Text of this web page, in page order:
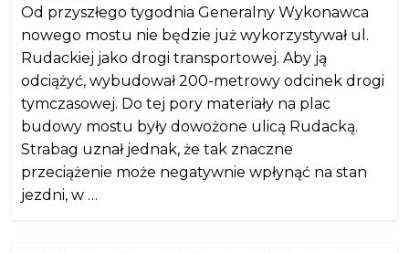
Od przyszłego tygodnia Generalny Wykonawca
nowego mostu nie będzie już wykorzystywał ul.
Rudackiej jako drogi transportowej. Aby ją
odciążyć, wybudował 200-metrowy odcinek drogi
tymczasowej. Do tej pory materiały na plac
budowy mostu były dowożone ulicą Rudacką.
Strabag uznał jednak, że tak znaczne
przeciążenie może negatywnie wpłynąć na stan
jezdni, w …